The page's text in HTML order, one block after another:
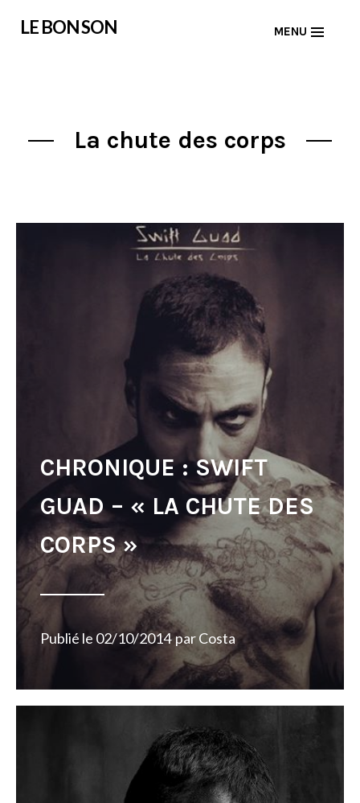
LE BON SON MENU
La chute des corps
CHRONIQUE : SWIFT
GUAD – « LA CHUTE DES
CORPS »
Publié le 02/10/2014 parCosta